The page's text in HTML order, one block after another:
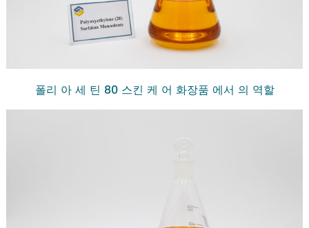
폴리 아 세 틴 80 스킨 케 어 화장품 에서 의 역할